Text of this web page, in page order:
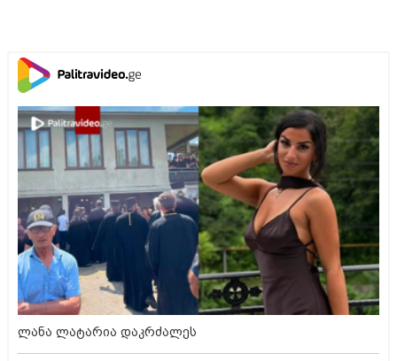
ლანა ლატარია დაკრძალეს